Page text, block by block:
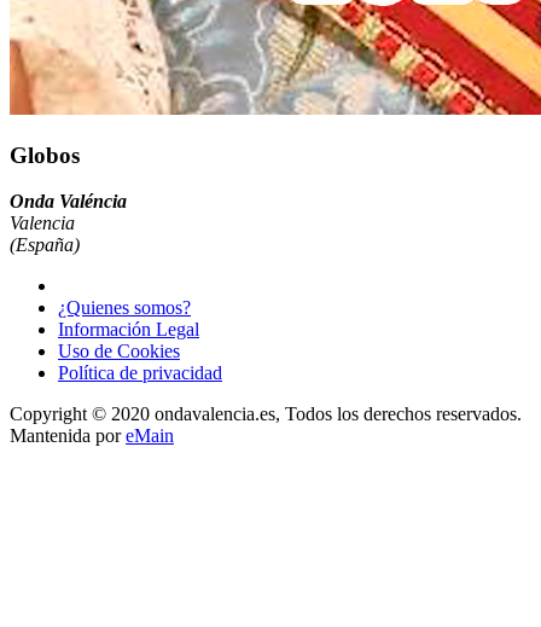
Globos
Onda Valéncia
Valencia
(España)
¿Quienes somos?
Información Legal
Uso de Cookies
Política de privacidad
Copyright © 2020 ondavalencia.es, Todos los derechos reservados.
Mantenida poreMain